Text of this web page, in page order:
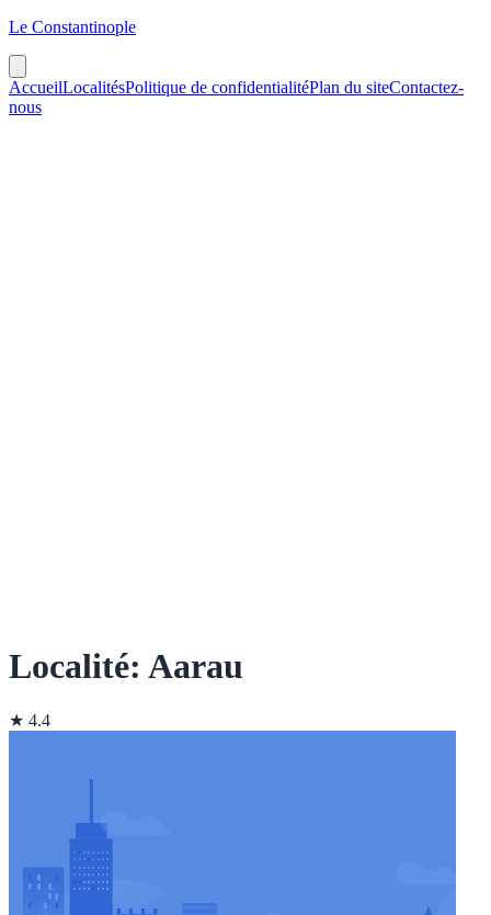
Le Constantinople
AccueilLocalitésPolitique de confidentialitéPlan du siteContactez-
nous
Localité: Aarau
★ 4.4